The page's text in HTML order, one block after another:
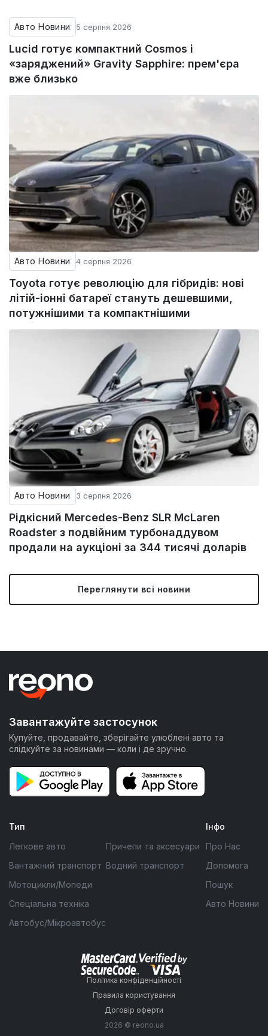
Авто Новини 5 серпня 2026
Lucid готує компактний Cosmos і
«заряджений» Gravity Sapphire: прем'єра
вже близько
Авто Новини 4 серпня 2026
Toyota готує революцію для гібридів: нові
літій-іонні батареї стануть дешевшими,
потужнішими та компактнішими
Авто Новини 3 серпня 2026
Рідкісний Mercedes-Benz SLR McLaren
Roadster з подвійним турбонаддувом
продали на аукціоні за 344 тисячі доларів
Переглянути всі новини
Завантажуйте застосунок
Купуйте, продавайте, зберігайте улюблені авто та
слідкуйте за новинами — коли і де зручно.
Тип
Легкове авто
Вантажний транспорт
Мотоцикли/Мопеди
Спеціальна техніка
Автобус/Мікроавтобус
Причепи та аксесуари
Водний транспорт
Інфо
Про Нас
Допомога
Пошук
Авто Новини
Політика конфіденційності
Правила користування
Договір оферти
2026 © reono.ua